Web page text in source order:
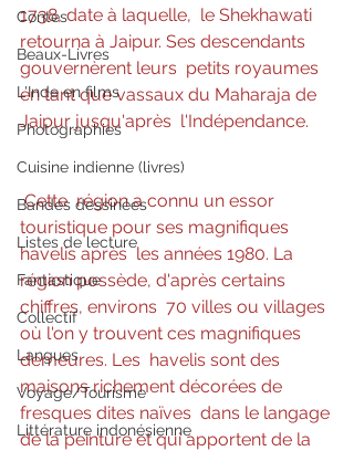
Contes
Beaux-Livres
L'Inde en films
Photographies
Cuisine indienne (livres)
Bandes dessinées
Listes de lecture
Fantastique
Collectif
Langues
Voyage/Tourisme
Littérature indonésienne
1738, date à laquelle,  le Shekhawati
retourna à Jaipur. Ses descendants
gouvernèrent leurs  petits royaumes
en tant que vassaux du Maharaja de
Jaipur jusqu'après  l'Indépendance.
Cette  région a connu un essor
touristique pour ses magnifiques
havelis après  les années 1980. La
région possède, d'après certains
chiffres, environs  70 villes ou villages
où l'on y trouvent ces magnifiques
demeures. Les  havelis sont des
maisons richement décorées de
fresques dites naïves  dans le langage
de la peinture et qui apportent de la